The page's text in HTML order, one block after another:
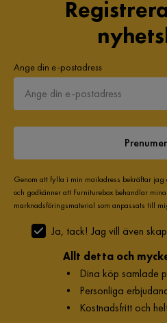
Ange din e-postadress
Genom att fylla i min mailadress bekräftar
och godkänner att Furniturebox behandlar
marknadsföringsmaterial som anpassats till
Ja, tack! Jag vill även
Allt detta och
• Dina köp samlade
• Personliga
• Kostnadsfritt och